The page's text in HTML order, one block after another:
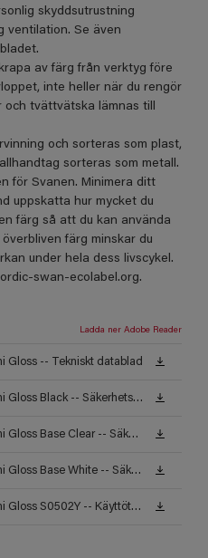
skyddsutrustning
ventilation. Se även
av färg från verktyg före
inte heller när du rengör
tvättvätska lämnas till
och sorteras som plast,
sorteras som metall.
för Svanen. Minimera ditt
uppskatta hur mycket du
färg så att du kan använda
färg minskar du
under hela dess livscykel.
swan-ecolabel.org.
Ladda ner Adobe Reader
Gloss -- Tekniskt datablad
Sadolin Interior Wood Semi Gloss Black -- Säkerhetsdatablad
Sadolin Interior Wood Semi Gloss Base Clear -- Säkerhetsdatablad
Sadolin Interior Wood Semi Gloss Base White -- Säkerhetsdatablad
Sadolin Interior Wood Semi Gloss S0502Y -- Käyttöturvallisuustiedote